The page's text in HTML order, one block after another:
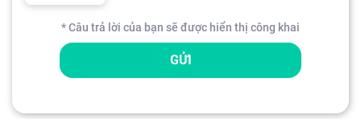
* Câu trả lời của bạn sẽ được hiển thị công khai
GỬI